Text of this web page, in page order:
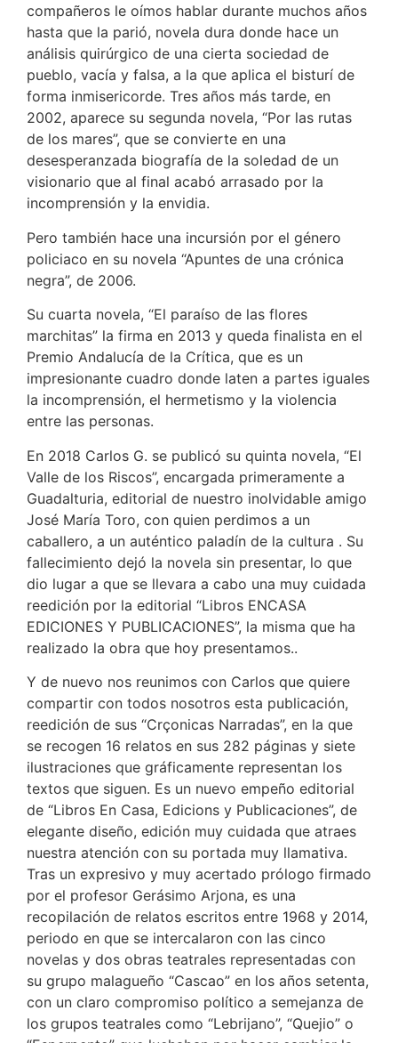
compañeros le oímos hablar durante muchos años
hasta que la parió, novela dura donde hace un
análisis quirúrgico de una cierta sociedad de
pueblo, vacía y falsa, a la que aplica el bisturí de
forma inmisericorde. Tres años más tarde, en
2002, aparece su segunda novela, “Por las rutas
de los mares”, que se convierte en una
desesperanzada biografía de la soledad de un
visionario que al final acabó arrasado por la
incomprensión y la envidia.
Pero también hace una incursión por el género
policiaco en su novela “Apuntes de una crónica
negra”, de 2006.
Su cuarta novela, “El paraíso de las flores
marchitas” la firma en 2013 y queda finalista en el
Premio Andalucía de la Crítica, que es un
impresionante cuadro donde laten a partes iguales
la incomprensión, el hermetismo y la violencia
entre las personas.
En 2018 Carlos G. se publicó su quinta novela, “El
Valle de los Riscos”, encargada primeramente a
Guadalturia, editorial de nuestro inolvidable amigo
José María Toro, con quien perdimos a un
caballero, a un auténtico paladín de la cultura . Su
fallecimiento dejó la novela sin presentar, lo que
dio lugar a que se llevara a cabo una muy cuidada
reedición por la editorial “Libros ENCASA
EDICIONES Y PUBLICACIONES”, la misma que ha
realizado la obra que hoy presentamos..
Y de nuevo nos reunimos con Carlos que quiere
compartir con todos nosotros esta publicación,
reedición de sus “Crçonicas Narradas”, en la que
se recogen 16 relatos en sus 282 páginas y siete
ilustraciones que gráficamente representan los
textos que siguen. Es un nuevo empeño editorial
de “Libros En Casa, Edicions y Publicaciones”, de
elegante diseño, edición muy cuidada que atraes
nuestra atención con su portada muy llamativa.
Tras un expresivo y muy acertado prólogo firmado
por el profesor Gerásimo Arjona, es una
recopilación de relatos escritos entre 1968 y 2014,
periodo en que se intercalaron con las cinco
novelas y dos obras teatrales representadas con
su grupo malagueño “Cascao” en los años setenta,
con un claro compromiso político a semejanza de
los grupos teatrales como “Lebrijano”, “Quejio” o